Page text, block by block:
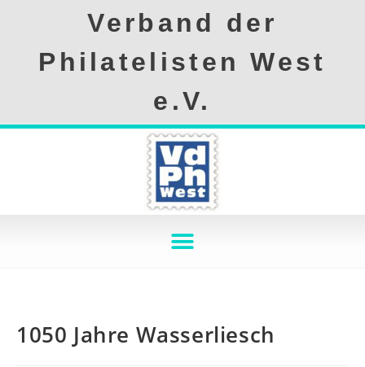
Verband der
Philatelisten West
e.V.
1050 Jahre Wasserliesch